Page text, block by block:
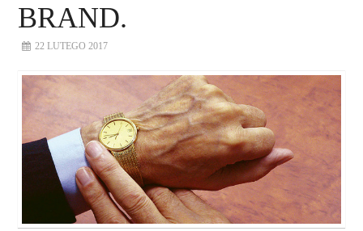
BRAND.
22 LUTEGO 2017